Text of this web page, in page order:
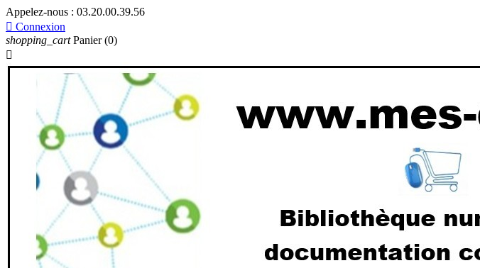
Appelez-nous : 03.20.00.39.56
 Connexion
shopping_cart Panier (0)
